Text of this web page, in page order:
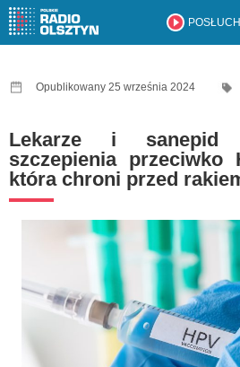
Opublikowany 25 września 2024
Lekarze i sanepid
szczepienia przeciwko
która chroni przed